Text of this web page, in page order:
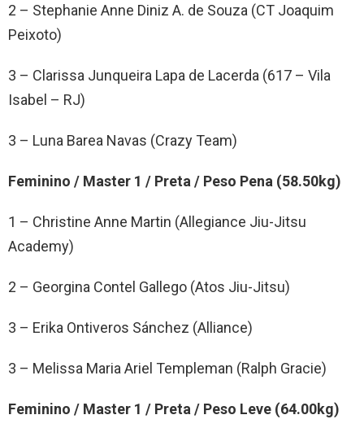
2 – Stephanie Anne Diniz A. de Souza (CT Joaquim
Peixoto)
3 – Clarissa Junqueira Lapa de Lacerda (617 – Vila
Isabel – RJ)
3 – Luna Barea Navas (Crazy Team)
Feminino / Master 1 / Preta / Peso Pena (58.50kg)
1 – Christine Anne Martin (Allegiance Jiu-Jitsu
Academy)
2 – Georgina Contel Gallego (Atos Jiu-Jitsu)
3 – Erika Ontiveros Sánchez (Alliance)
3 – Melissa Maria Ariel Templeman (Ralph Gracie)
Feminino / Master 1 / Preta / Peso Leve (64.00kg)